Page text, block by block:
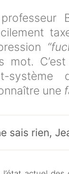
mot.
système
une
sais rien,